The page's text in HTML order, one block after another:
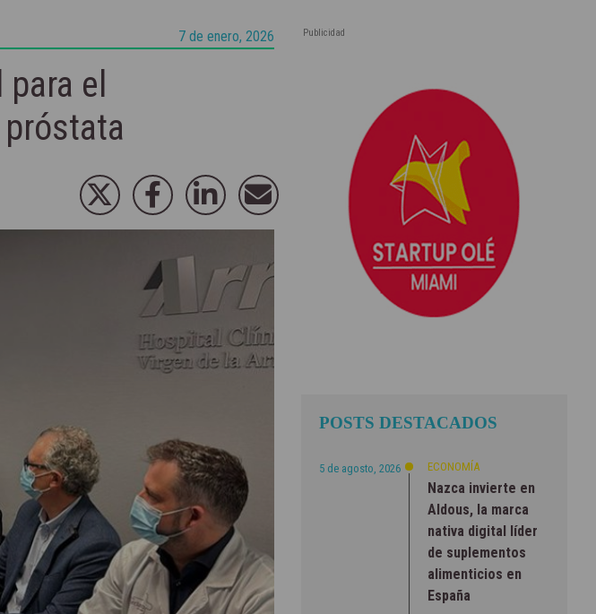
7 de enero, 2026
el
Publicidad
POSTS DESTACADOS
5 de agosto, 2026 ECONOMÍA
Nazca invierte en
Aldous, la marca
nativa digital líder
de suplementos
alimenticios en
España